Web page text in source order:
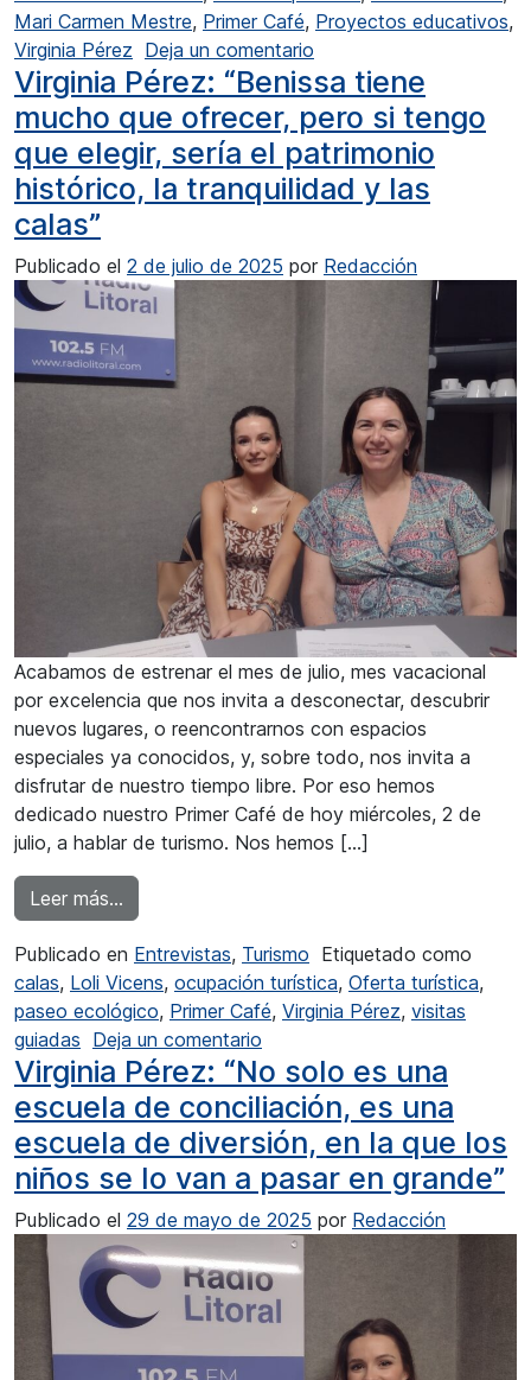
Mari Carmen Mestre, Primer Café, Proyectos educativos,
Virginia Pérez Deja un comentario
Virginia Pérez: “Benissa tiene
mucho que ofrecer, pero si tengo
que elegir, sería el patrimonio
histórico, la tranquilidad y las
calas”
Publicado el 2 de julio de 2025 por Redacción
Acabamos de estrenar el mes de julio, mes vacacional
por excelencia que nos invita a desconectar, descubrir
nuevos lugares, o reencontrarnos con espacios
especiales ya conocidos, y, sobre todo, nos invita a
disfrutar de nuestro tiempo libre. Por eso hemos
dedicado nuestro Primer Café de hoy miércoles, 2 de
julio, a hablar de turismo. Nos hemos […]
Leer más…
Publicado en Entrevistas, Turismo Etiquetado como
calas, Loli Vicens, ocupación turística, Oferta turística,
paseo ecológico, Primer Café, Virginia Pérez, visitas
guiadas Deja un comentario
Virginia Pérez: “No solo es una
escuela de conciliación, es una
escuela de diversión, en la que los
niños se lo van a pasar en grande”
Publicado el 29 de mayo de 2025 por Redacción